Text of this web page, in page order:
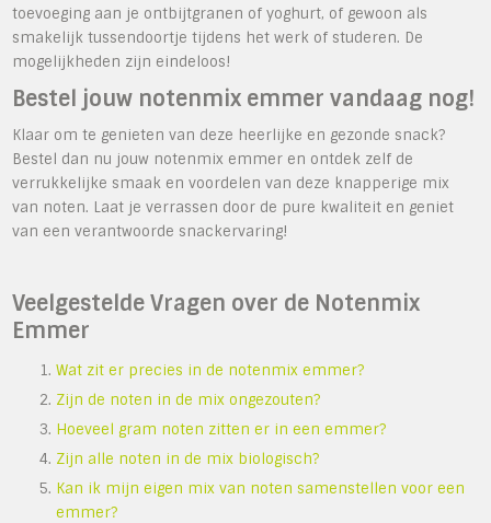
toevoeging aan je ontbijtgranen of yoghurt, of gewoon als
smakelijk tussendoortje tijdens het werk of studeren. De
mogelijkheden zijn eindeloos!
Bestel jouw notenmix emmer vandaag nog!
Klaar om te genieten van deze heerlijke en gezonde snack?
Bestel dan nu jouw notenmix emmer en ontdek zelf de
verrukkelijke smaak en voordelen van deze knapperige mix
van noten. Laat je verrassen door de pure kwaliteit en geniet
van een verantwoorde snackervaring!
Veelgestelde Vragen over de Notenmix
Emmer
Wat zit er precies in de notenmix emmer?
Zijn de noten in de mix ongezouten?
Hoeveel gram noten zitten er in een emmer?
Zijn alle noten in de mix biologisch?
Kan ik mijn eigen mix van noten samenstellen voor een
emmer?